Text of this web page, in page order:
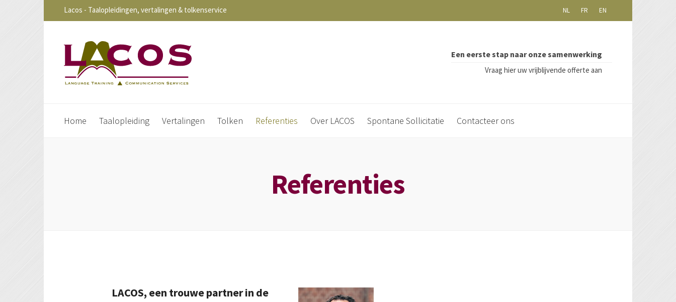
Lacos - Taalopleidingen, vertalingen & tolkenservice NL FR EN
Een eerste stap naar onze samenwerking
Vraag hier uw vrijblijvende offerte aan
Home Taalopleiding Vertalingen Tolken Referenties Over LACOS Spontane Sollicitatie Contacteer ons
Referenties
LACOS, een trouwe partner in de